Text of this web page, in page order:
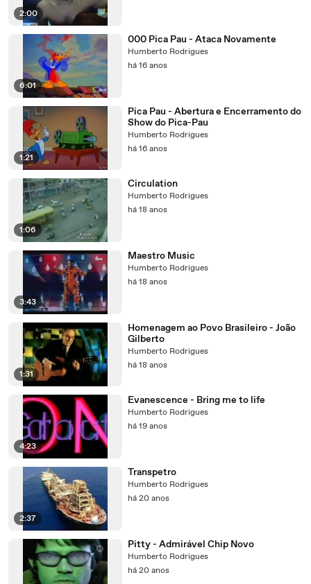
2:00
6:01
000 Pica Pau - Ataca Novamente
Humberto Rodrigues
há 16 anos
1:21
Pica Pau - Abertura e Encerramento do
Show do Pica-Pau
Humberto Rodrigues
há 16 anos
1:06
Circulation
Humberto Rodrigues
há 18 anos
3:43
Maestro Music
Humberto Rodrigues
há 18 anos
1:31
Homenagem ao Povo Brasileiro - João
Gilberto
Humberto Rodrigues
há 18 anos
4:23
Evanescence - Bring me to life
Humberto Rodrigues
há 19 anos
2:37
Transpetro
Humberto Rodrigues
há 20 anos
Pitty - Admirável Chip Novo
Humberto Rodrigues
há 20 anos